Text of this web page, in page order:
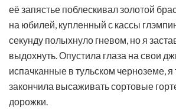
её запястье поблескивал золотой
на юбилей, купленный с кассы
секунду полыхнуло гневом, но я
выдохнуть. Опустила глаза на свои
испачканные в тульском черноземе, я
закончила высаживать сортовые
дорожки.